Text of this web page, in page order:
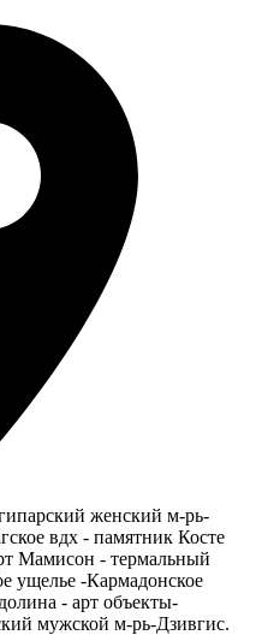
женский м-рь-
вдх - памятник Косте
Мамисон - термальный
ущелье -Кармадонское
- арт объекты-
мужской м-рь-Дзивгис.